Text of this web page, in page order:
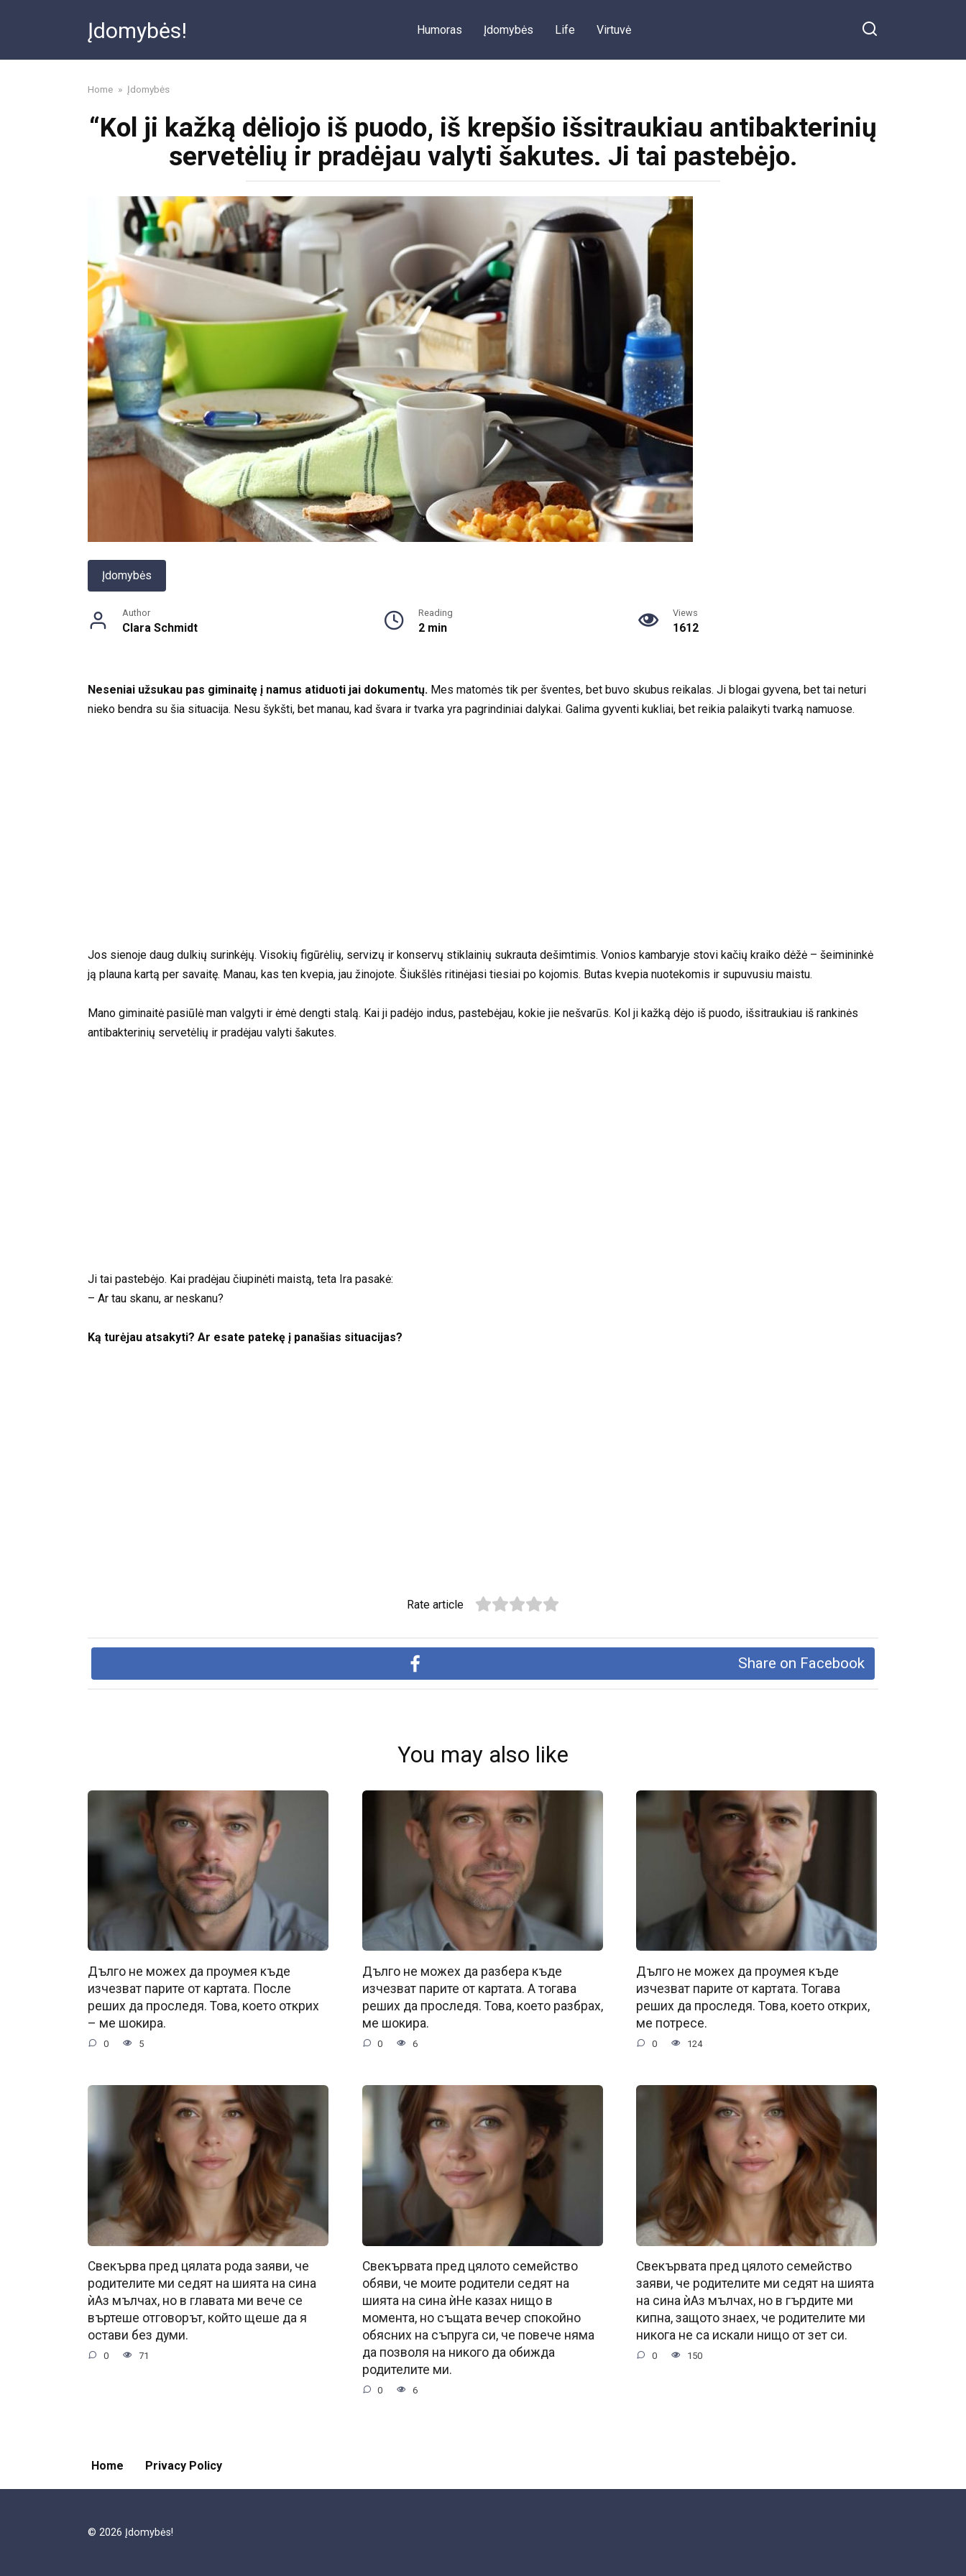
Įdomybės! Humoras Įdomybės Life Virtuvė
Home » Įdomybės
“Kol ji kažką dėliojo iš puodo, iš krepšio išsitraukiau antibakterinių
servetėlių ir pradėjau valyti šakutes. Ji tai pastebėjo.
Įdomybės
Author
Clara Schmidt
Reading
2 min
Views
1612
Neseniai užsukau pas giminaitę į namus atiduoti jai dokumentų. Mes matomės tik per šventes, bet buvo skubus reikalas. Ji blogai gyvena, bet tai neturi
nieko bendra su šia situacija. Nesu šykšti, bet manau, kad švara ir tvarka yra pagrindiniai dalykai. Galima gyventi kukliai, bet reikia palaikyti tvarką namuose.
Jos sienoje daug dulkių surinkėjų. Visokių figūrėlių, servizų ir konservų stiklainių sukrauta dešimtimis. Vonios kambaryje stovi kačių kraiko dėžė – šeimininkė
ją plauna kartą per savaitę. Manau, kas ten kvepia, jau žinojote. Šiukšlės ritinėjasi tiesiai po kojomis. Butas kvepia nuotekomis ir supuvusiu maistu.
Mano giminaitė pasiūlė man valgyti ir ėmė dengti stalą. Kai ji padėjo indus, pastebėjau, kokie jie nešvarūs. Kol ji kažką dėjo iš puodo, išsitraukiau iš rankinės
antibakterinių servetėlių ir pradėjau valyti šakutes.
Ji tai pastebėjo. Kai pradėjau čiupinėti maistą, teta Ira pasakė:
– Ar tau skanu, ar neskanu?
Ką turėjau atsakyti? Ar esate patekę į panašias situacijas?
Rate article
Share on Facebook
You may also like
Дълго не можех да проумея къде
изчезват парите от картата. После
реших да проследя. Това, което открих
– ме шокира.
0 5
Дълго не можех да разбера къде
изчезват парите от картата. А тогава
реших да проследя. Това, което разбрах,
ме шокира.
0 6
Дълго не можех да проумея къде
изчезват парите от картата. Тогава
реших да проследя. Това, което открих,
ме потресе.
0 124
Свекърва пред цялата рода заяви, че
родителите ми седят на шията на сина
ѝАз мълчах, но в главата ми вече се
въртеше отговорът, който щеше да я
остави без думи.
0 71
Свекървата пред цялото семейство
обяви, че моите родители седят на
шията на сина ѝНе казах нищо в
момента, но същата вечер спокойно
обясних на съпруга си, че повече няма
да позволя на никого да обижда
родителите ми.
0 6
Свекървата пред цялото семейство
заяви, че родителите ми седят на шията
на сина ѝАз мълчах, но в гърдите ми
кипна, защото знаех, че родителите ми
никога не са искали нищо от зет си.
0 150
Home Privacy Policy
© 2026 Įdomybės!